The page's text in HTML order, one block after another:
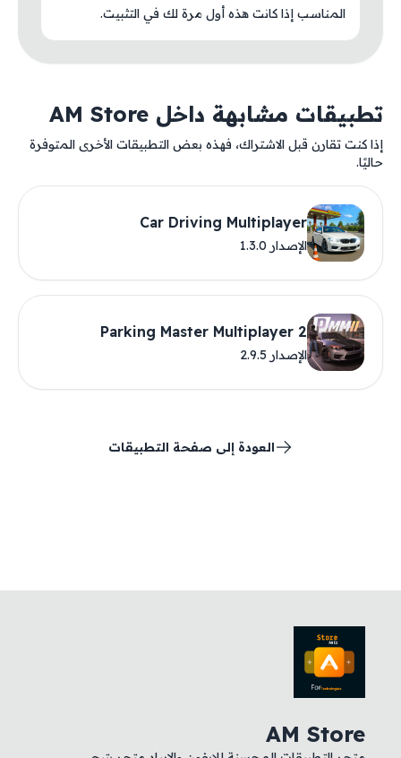
المناسب إذا كانت هذه أول مرة لك في التثبيت.
تطبيقات مشابهة داخل AM Store
إذا كنت تقارن قبل الاشتراك، فهذه بعض التطبيقات الأخرى المتوفرة
حاليًا.
Car Driving Multiplayer
الإصدار 1.3.0
Parking Master Multiplayer 2
الإصدار 2.9.5
العودة إلى صفحة التطبيقات
AM Store